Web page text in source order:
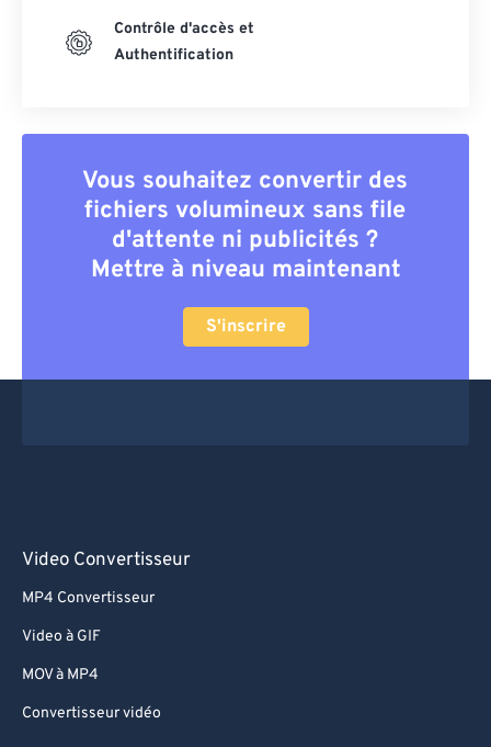
Contrôle d'accès et
Authentification
Vous souhaitez convertir des
fichiers volumineux sans file
d'attente ni publicités ?
Mettre à niveau maintenant
S'inscrire
Video Convertisseur
MP4 Convertisseur
Video à GIF
MOV à MP4
Convertisseur vidéo